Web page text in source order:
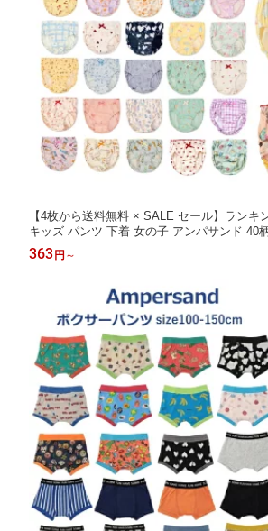
【4枚から送料無料 × SALE セール】ランキ
キッズ パンツ 下着 女の子 アンパサンド 40
0cm ampersand | ショーツ 綿100% ジュニア
の子パンツ 子供 子供肌着 アンダーウェア ポ
363 円 ～